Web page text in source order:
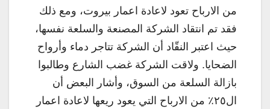
من الارباح تعود لاعادة اعمار بيروت، ومع ذلك
فقد تم انتقاد الشركة المصنعة والسلعة نفسها،
حيث اعتبر النقّاد أن الشركة تتاجر دماء وأرواح
الضحايا. ولاقت الشركة غضب الشارع وطالبوا
بازالة السلعة من السوق، وأشار البعض أن
ال٢٥٪؜ من الارباح التي يعود ريعها لاعادة اعمار